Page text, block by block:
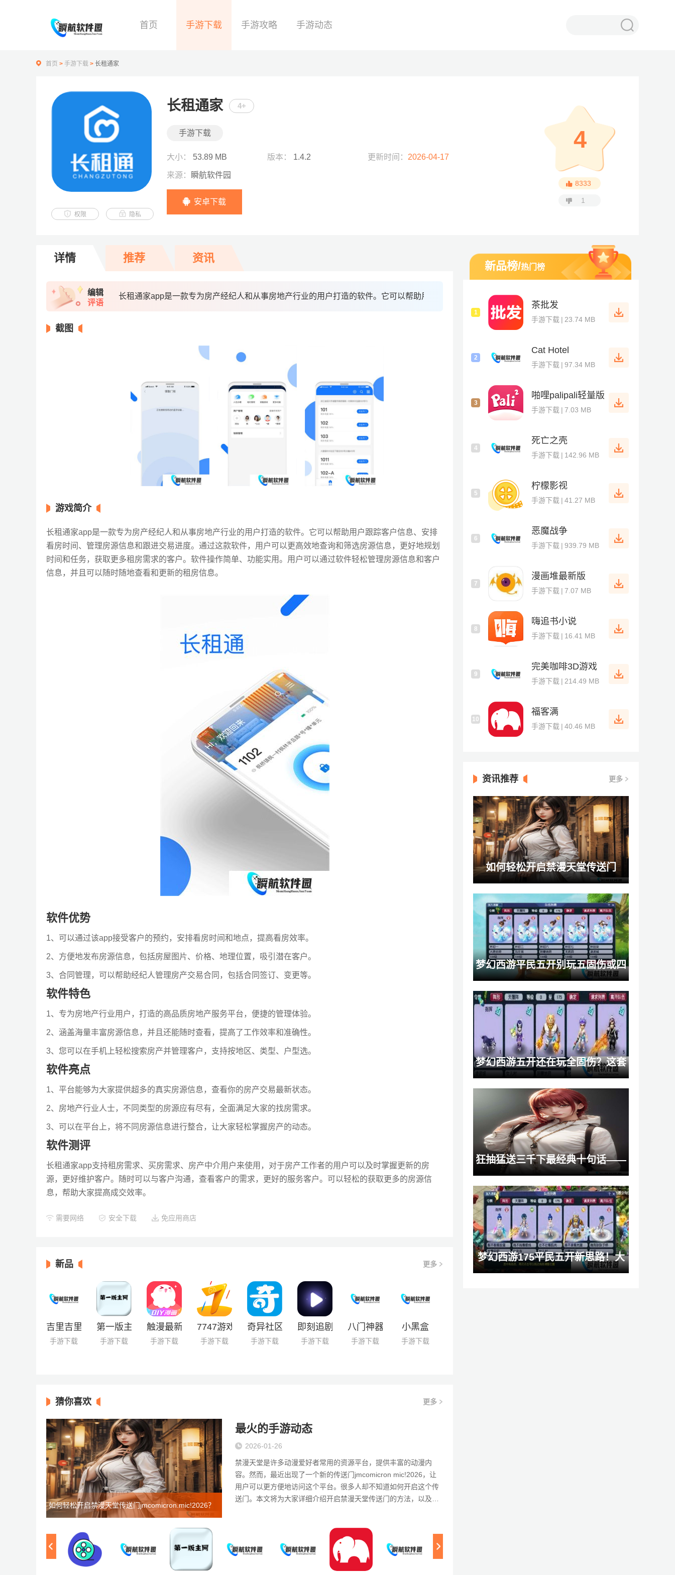
首页 手游下载 手游攻略 手游动态
首页 > 手游下载 > 长租通家
长租通家 4+
手游下载
大小： 53.89 MB 版本： 1.4.2 更新时间： 2026-04-17
来源： 瞬航软件园
安卓下载
权限 隐私
4
8333
1
详情 推荐 资讯
编辑
评语
长租通家app是一款专为房产经纪人和从事房地产行业的用户打造的软件。它可以帮助用户跟踪客户信息、安排看房时间、管理房源信息和跟进交易进度。
截图
游戏简介
长租通家app是一款专为房产经纪人和从事房地产行业的用户打造的软件。它可以帮助用户跟踪客户信息、安排
看房时间、管理房源信息和跟进交易进度。通过这款软件，用户可以更高效地查询和筛选房源信息，更好地规划
时间和任务，获取更多租房需求的客户。软件操作简单、功能实用。用户可以通过软件轻松管理房源信息和客户
信息，并且可以随时随地查看和更新的租房信息。
软件优势
1、可以通过该app接受客户的预约，安排看房时间和地点，提高看房效率。
2、方便地发布房源信息，包括房屋图片、价格、地理位置，吸引潜在客户。
3、合同管理，可以帮助经纪人管理房产交易合同，包括合同签订、变更等。
软件特色
1、专为房地产行业用户，打造的高品质房地产服务平台，便捷的管理体验。
2、涵盖海量丰富房源信息，并且还能随时查看，提高了工作效率和准确性。
3、您可以在手机上轻松搜索房产并管理客户，支持按地区、类型、户型选。
软件亮点
1、平台能够为大家提供超多的真实房源信息，查看你的房产交易最新状态。
2、房地产行业人士，不同类型的房源应有尽有，全面满足大家的找房需求。
3、可以在平台上，将不同房源信息进行整合，让大家轻松掌握房产的动态。
软件测评
长租通家app支持租房需求、买房需求、房产中介用户来使用，对于房产工作者的用户可以及时掌握更新的房
源，更好维护客户。随时可以与客户沟通，查看客户的需求，更好的服务客户。可以轻松的获取更多的房源信
息，帮助大家提高成交效率。
需要网络 安全下载 免应用商店
新品 更多
吉里吉里2模拟器
手游下载
第一版主网
手游下载
触漫最新版
手游下载
7747游戏盒子
手游下载
奇异社区2025
手游下载
即刻追剧免费最新版
手游下载
八门神器
手游下载
小黑盒
手游下载
猜你喜欢 更多
如何轻松开启禁漫天堂传送门jmcomicron.mic!2026？
步骤详解与注意事项
最火的手游动态
2026-01-26
禁漫天堂是许多动漫爱好者常用的资源平台，提供丰富的动漫内
容。然而，最近出现了一个新的传送门jmcomicron mic!2026，让
用户可以更方便地访问这个平台。很多人却不知道如何开启这个传
送门。本文将为大家详细介绍开启禁漫天堂传送门的方法，以及相
统的访问方式，这个传送门通常会
新品榜/热门榜
1
茶批发
手游下载 | 23.74 MB
2
Cat Hotel
手游下载 | 97.34 MB
3
啪哩palipali轻量版
手游下载 | 7.03 MB
4
死亡之壳
手游下载 | 142.96 MB
5
柠檬影视
手游下载 | 41.27 MB
6
恶魔战争
手游下载 | 939.79 MB
7
漫画堆最新版
手游下载 | 7.07 MB
8
嗨追书小说
手游下载 | 16.41 MB
9
完美咖啡3D游戏
手游下载 | 214.49 MB
10
福客满
手游下载 | 40.46 MB
资讯推荐 更多
如何轻松开启禁漫天堂传送门
jmcomicron.mic!2026？步骤详解
与注意事项
梦幻西游平民五开别玩五固伤或四
秒七！双物理才是最优选择
梦幻西游五开还在玩全固伤？这套
五门阵容效率舒适度统统拉满
狂抽猛送三千下最经典十句话——
深度探索其中奥秘，疑问待解：你
究竟领悟了几分？
梦幻西游175平民五开新思路！大